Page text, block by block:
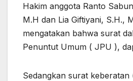
Hakim anggota Ranto
M.H dan Lia Giftiyani, S.H.,
mengatakan bahwa surat
Penuntut Umum ( JPU ),
Sedangkan surat keberatan